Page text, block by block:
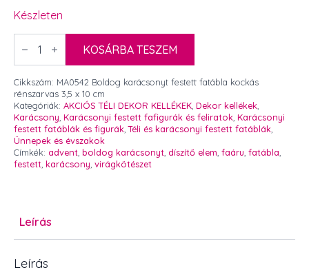
Készleten
Boldog
karácsonyt
kockás
rénszarvas
3,5
x
10
cm
mennyiség
KOSÁRBA TESZEM
Cikkszám: MA0542 Boldog karácsonyt festett fatábla kockás
rénszarvas 3,5 x 10 cm
Kategóriák: AKCIÓS TÉLI DEKOR KELLÉKEK Dekor kellékek
Karácsony Karácsonyi festett fafigurák és feliratok Karácsonyi
festett fatáblák és figurák ,Téli és karácsonyi festett fatáblák
Ünnepek és évszakok
Címkék: advent boldog karácsonyt díszítő elem faáru fatábla
festett karácsony virágkötészet
Leírás
Leírás